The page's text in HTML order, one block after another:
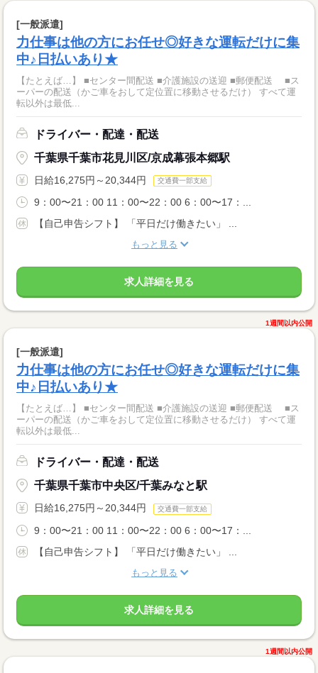
[一般派遣]
力仕事は他の方にお任せ◎好きな運転だけに集
中♪日払いあり★
【たとえば…】 ■センター間配送 ■介護施設の送迎 ■郵便配送 ■ス
ーパーの配送（かご車をおして定位置に移動させるだけ） すべて運
転以外は最低...
ドライバー・配達・配送
千葉県千葉市花見川区/京成幕張本郷駅
日給16,275円～20,344円 交通費一部支給
9：00〜21：00 11：00〜22：00 6：00〜17：...
【自己申告シフト】 「平日だけ働きたい」 ...
もっと見る
求人詳細を見る
1週間以内公開
[一般派遣]
力仕事は他の方にお任せ◎好きな運転だけに集
中♪日払いあり★
【たとえば…】 ■センター間配送 ■介護施設の送迎 ■郵便配送 ■ス
ーパーの配送（かご車をおして定位置に移動させるだけ） すべて運
転以外は最低...
ドライバー・配達・配送
千葉県千葉市中央区/千葉みなと駅
日給16,275円～20,344円 交通費一部支給
9：00〜21：00 11：00〜22：00 6：00〜17：...
【自己申告シフト】 「平日だけ働きたい」 ...
もっと見る
求人詳細を見る
1週間以内公開